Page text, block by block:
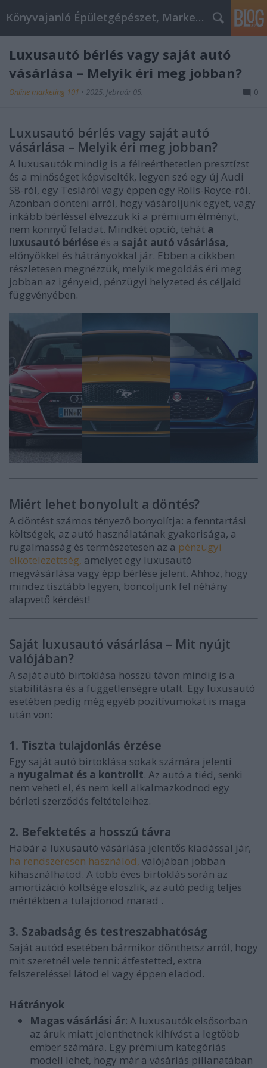
Könyvajanló Épületgépészet, Marketing témákban
Luxusautó bérlés vagy saját autó
vásárlása – Melyik éri meg jobban?
Online marketing 101 • 2025. február 05. 0
Luxusautó bérlés vagy saját autó
vásárlása – Melyik éri meg jobban?
A luxusautók mindig is a félreérthetetlen presztízst
és a minőséget képviselték, legyen szó egy új Audi
S8-ról, egy Tesláról vagy éppen egy Rolls-Royce-ról.
Azonban dönteni arról, hogy vásároljunk egyet, vagy
inkább bérléssel élvezzük ki a prémium élményt,
nem könnyű feladat. Mindkét opció, tehát a
luxusautó bérlése és a saját autó vásárlása,
előnyökkel és hátrányokkal jár. Ebben a cikkben
részletesen megnézzük, melyik megoldás éri meg
jobban az igényeid, pénzügyi helyzeted és céljaid
függvényében.
Miért lehet bonyolult a döntés?
A döntést számos tényező bonyolítja: a fenntartási
költségek, az autó használatának gyakorisága, a
rugalmasság és természetesen az a pénzügyi
elkötelezettség, amelyet egy luxusautó
megvásárlása vagy épp bérlése jelent. Ahhoz, hogy
mindez tisztább legyen, boncoljunk fel néhány
alapvető kérdést!
Saját luxusautó vásárlása – Mit nyújt
valójában?
A saját autó birtoklása hosszú távon mindig is a
stabilitásra és a függetlenségre utalt. Egy luxusautó
esetében pedig még egyéb pozitívumokat is maga
után von:
1. Tiszta tulajdonlás érzése
Egy saját autó birtoklása sokak számára jelenti
a nyugalmat és a kontrollt. Az autó a tiéd, senki
nem veheti el, és nem kell alkalmazkodnod egy
bérleti szerződés feltételeihez.
2. Befektetés a hosszú távra
Habár a luxusautó vásárlása jelentős kiadással jár,
ha rendszeresen használod, valójában jobban
kihasználhatod. A több éves birtoklás során az
amortizáció költsége eloszlik, az autó pedig teljes
mértékben a tulajdonod marad .
3. Szabadság és testreszabhatóság
Saját autód esetében bármikor dönthetsz arról, hogy
mit szeretnél vele tenni: átfestetted, extra
felszereléssel látod el vagy éppen eladod.
Hátrányok
Magas vásárlási ár: A luxusautók elsősorban
az áruk miatt jelenthetnek kihívást a legtöbb
ember számára. Egy prémium kategóriás
modell lehet, hogy már a vásárlás pillanatában